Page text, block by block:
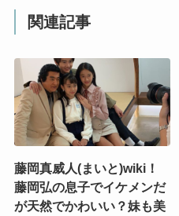
関連記事
藤岡真威人(まいと)wiki！
藤岡弘の息子でイケメンだ
が天然でかわいい？妹も美